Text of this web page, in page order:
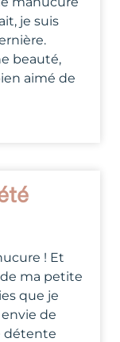
je suis
beauté,
aimé de
! Et
ma petite
que je
envie de
détente